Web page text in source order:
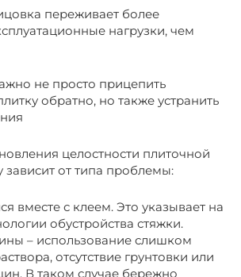
переживает более
нагрузки, чем
не просто прицепить
обратно, но также устранить
целостности плиточной
зависит от типа проблемы:
вместе с клеем. Это указывает на
обустройства стяжки.
– использование слишком
отсутствие грунтовки или
В таком случае бережно